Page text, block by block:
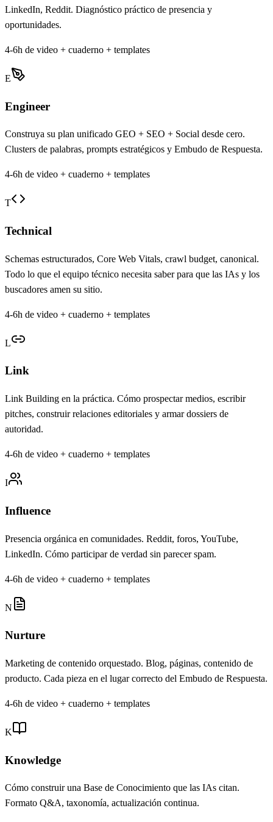
LinkedIn, Reddit. Diagnóstico práctico de presencia y
oportunidades.
4-6h de video + cuaderno + templates
E
Engineer
Construya su plan unificado GEO + SEO + Social desde cero.
Clusters de palabras, prompts estratégicos y Embudo de Respuesta.
4-6h de video + cuaderno + templates
T
Technical
Schemas estructurados, Core Web Vitals, crawl budget, canonical.
Todo lo que el equipo técnico necesita saber para que las IAs y los
buscadores amen su sitio.
4-6h de video + cuaderno + templates
L
Link
Link Building en la práctica. Cómo prospectar medios, escribir
pitches, construir relaciones editoriales y armar dossiers de
autoridad.
4-6h de video + cuaderno + templates
I
Influence
Presencia orgánica en comunidades. Reddit, foros, YouTube,
LinkedIn. Cómo participar de verdad sin parecer spam.
4-6h de video + cuaderno + templates
N
Nurture
Marketing de contenido orquestado. Blog, páginas, contenido de
producto. Cada pieza en el lugar correcto del Embudo de Respuesta.
4-6h de video + cuaderno + templates
K
Knowledge
Cómo construir una Base de Conocimiento que las IAs citan.
Formato Q&A, taxonomía, actualización continua.